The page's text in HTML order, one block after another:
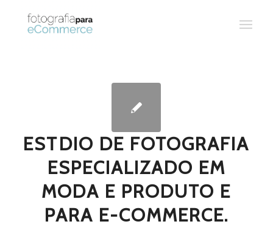
ESTDIO DE FOTOGRAFIA
ESPECIALIZADO EM
MODA E PRODUTO E
PARA E-COMMERCE.